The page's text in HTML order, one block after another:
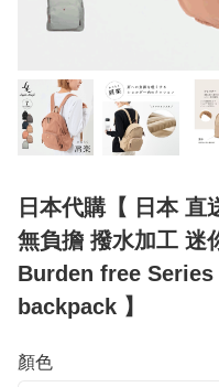
日本代購【 日本
無負擔 撥水加工 迷
Burden free
backpack 】
顏色